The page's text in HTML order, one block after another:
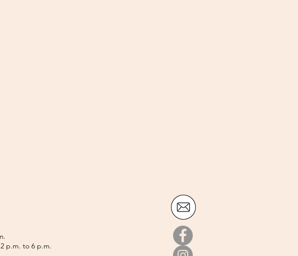
p.m. to 6 p.m.